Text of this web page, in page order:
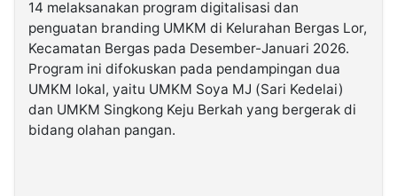
Kabarbaru.co
2026
Kabarbaru
14 melaksanakan program digitalisasi dan
penguatan branding UMKM di Kelurahan Bergas Lor,
Kecamatan Bergas pada Desember-Januari 2026.
Program ini difokuskan pada pendampingan dua
UMKM lokal, yaitu UMKM Soya MJ (Sari Kedelai)
dan UMKM Singkong Keju Berkah yang bergerak di
bidang olahan pangan.